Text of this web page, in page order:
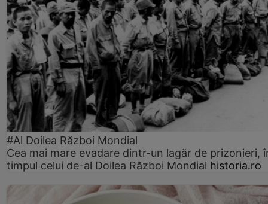
#Al Doilea Război Mondial
Cea mai mare evadare dintr-un lagăr de prizonieri,
timpul celui de-al Doilea Război Mondial historia.ro